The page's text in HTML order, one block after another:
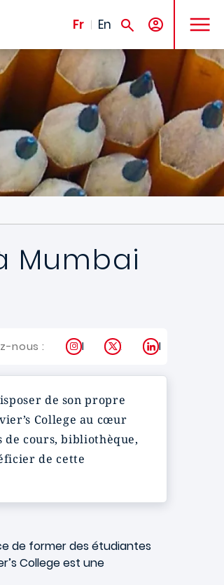
Fr En
MENU
Mumbai
nous : Instagram
X LinkedIn
de son propre
College au cœur
de cours, bibliothèque,
de cette
de former des étudiantes
College est une